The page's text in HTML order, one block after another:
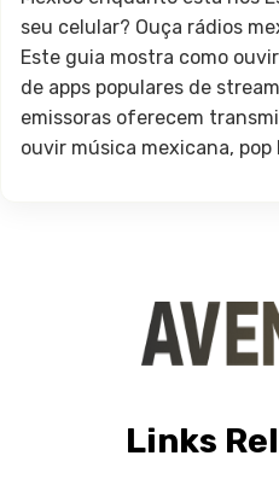
seu celular? Ouça rádios
Este guia mostra como
de apps populares de
emissoras oferecem
ouvir música mexicana, pop
Links